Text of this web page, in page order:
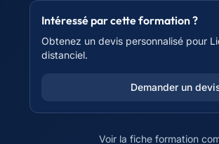
Intéressé par cette formation ?
Obtenez un devis personnalisé pour
distanciel.
Demander un
Voir la fiche formation